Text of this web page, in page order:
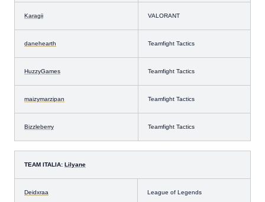
Karagii VALORANT
danehearth Teamfight Tactics
HuzzyGames Teamfight Tactics
maizymarzipan Teamfight Tactics
Bizzleberry Teamfight Tactics
TEAM ITALIA: Lilyane
Deidxraa League of Legends